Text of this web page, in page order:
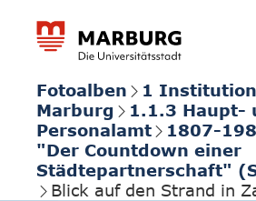
Fotoalben 1
Marburg
1.1.3 Haupt-
Personalamt
1807-
"Der Countdown einer
Städtepartnerschaft"
Blick auf den Strand in